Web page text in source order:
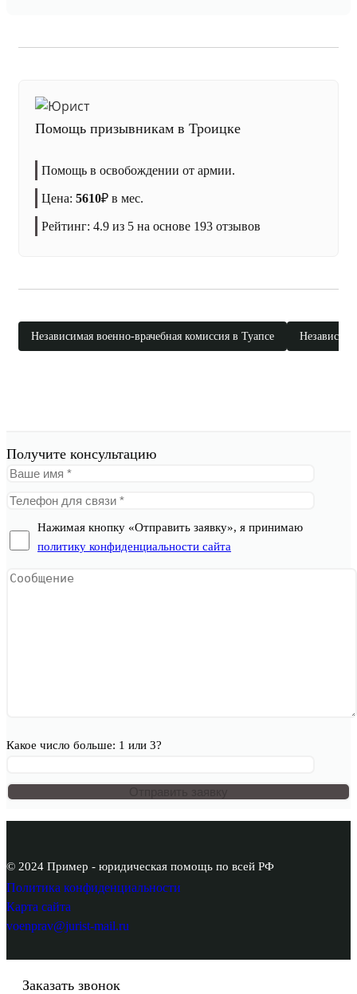
Помощь призывникам в Троицке
Помощь в освобождении от армии.
Цена: 5610₽ в мес.
Рейтинг: 4.9 из 5 на основе 193 отзывов
Независимая военно-врачебная комиссия в Туапсе
Получите консультацию
Нажимая кнопку «Отправить заявку», я принимаю
политику конфиденциальности сайта
Какое число больше: 1 или 3?
© 2024 Пример - юридическая помощь по всей РФ
Политика конфиденциальности
Карта сайта
voenprav@jurist-mail.ru
Заказать звонок